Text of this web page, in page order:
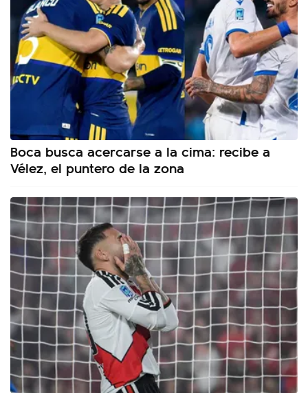
Boca busca acercarse a la cima: recibe a
Vélez, el puntero de la zona